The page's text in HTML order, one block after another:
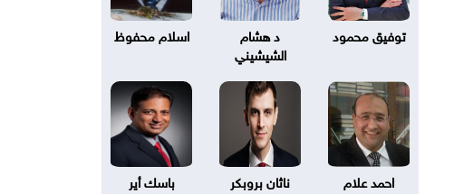
توفيق محمود
د هشام
الشيشيني
اسلام محفوظ
احمد علام ناثان بروبكر باسك أير